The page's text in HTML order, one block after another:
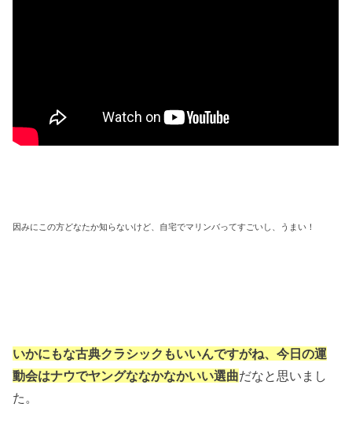
因みにこの方どなたか知らないけど、自宅でマリンバってすごいし、うまい！
いかにもな古典クラシックもいいんですがね、今日の運
動会はナウでヤングななかなかいい選曲だなと思いまし
た。